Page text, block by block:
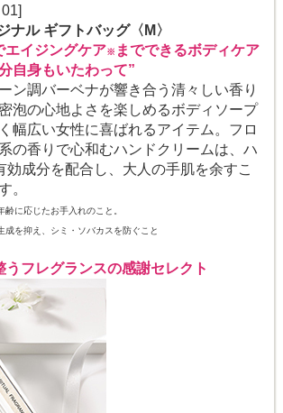
ナル ギフトバッグ〈M〉
イジングケア※ までできるボディケア
自身もいたわって”
ン調バーベナが響き合う清々しい香り
泡の心地よさを楽しめるボディソープ
幅広い女性に喜ばれるアイテム。フロ
の香りで心和むハンドクリームは、ハ
効成分を配合し、大人の手肌を余すこ
。
に応じたお手入れのこと。
を抑え、シミ・ソバカスを防ぐこと
うフレグランスの感謝セレクト